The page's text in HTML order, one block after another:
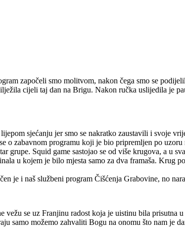
započeli smo molitvom, nakon čega smo se
cijeli taj dan na Brigu. Nakon ručka uslijedila je
sjećanju jer smo se nakratko zaustavili i svoje
o zabavnom programu koji je bio pripremljen po
grupe. Squid game sastojao se od više krugova, a u
u kojem je bilo mjesta samo za dva framaša. Krug
je i naš službeni program Čišćenja Grabovine, no
se uz Franjinu radost koja je uistinu bila prisutna
samo možemo zahvaliti Bogu na onomu što nam je